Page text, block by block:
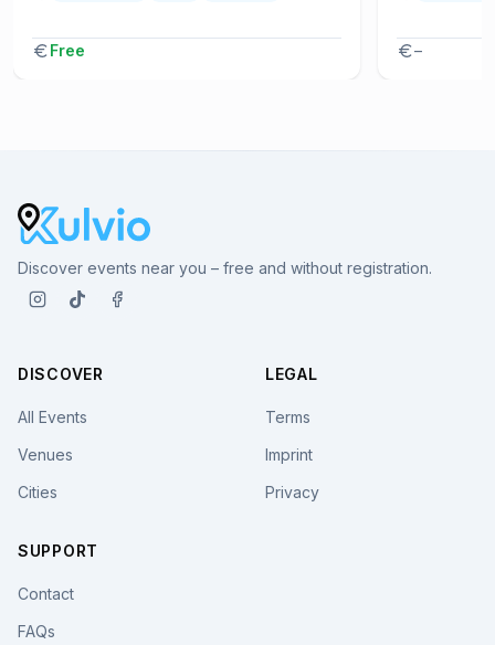
Free –
Discover events near you – free and without registration.
DISCOVER
All Events
Venues
Cities
LEGAL
Terms
Imprint
Privacy
SUPPORT
Contact
FAQs